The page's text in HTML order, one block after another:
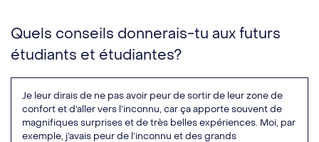
Quels conseils donnerais-tu aux futurs
étudiants et étudiantes?
Je leur dirais de ne pas avoir peur de sortir de leur zone de
confort et d’aller vers l’inconnu, car ça apporte souvent de
magnifiques surprises et de très belles expériences. Moi, par
exemple, j’avais peur de l’inconnu et des grands